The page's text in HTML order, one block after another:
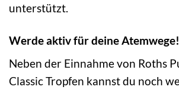
unterstützt.
Werde aktiv für deine Atemwege!
Neben der Einnahme von Roths
Classic Tropfen kannst du noch